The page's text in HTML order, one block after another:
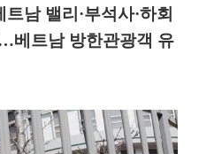
트남 밸리 ·부석사·하회
베트남 방한관광객 유